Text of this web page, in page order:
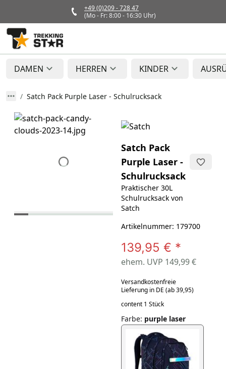
+49 (0)209 - 728 47
(Mo - Fr: 8:00 - 16:30 Uhr)
DAMEN HERREN KINDER
Satch Pack Purple Laser - Schulrucksack
Satch Pack
Purple Laser -
Schulrucksack
Praktischer 30L
Schulrucksack von
Satch
Artikelnummer: 179700
139,95 € *
ehem. UVP 149,99 €
Versandkostenfreie
Lieferung in DE (ab 39,95)
content 1 Stück
Farbe: purple laser